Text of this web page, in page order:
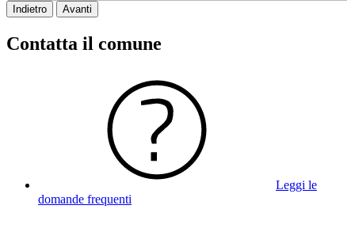
Indietro Avanti
Contatta il comune
Leggi le
domande frequenti